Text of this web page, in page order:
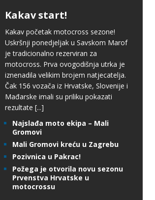
Kakav start!
Kakav početak motocross sezone!
Uskršnji ponedjeljak u Savskom Marof
je tradicionalno rezerviran za
motocross. Prva ovogodišnja utrka je
iznenadila velikim brojem natjecatelja.
Čak 156 vozača iz Hrvatske, Slovenije i
Mađarske imali su priliku pokazati
rezultate [...]
Najslađa moto ekipa – Mali
Gromovi
Mali Gromovi kreću u Zagrebu
Pozivnica u Pakrac!
Požega je otvorila novu sezonu
Prvenstva Hrvatske u
motocrossu